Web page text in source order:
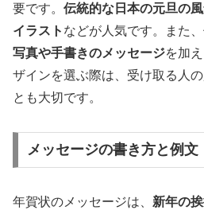
要です。 伝統的な日本の元旦の
イラスト などが人気です。また
写真や手書きのメッセージを加
ザインを選ぶ際は、受け取る人
とも大切です。
メッセージの書き方と例文
年賀状のメッセージは、 新年の